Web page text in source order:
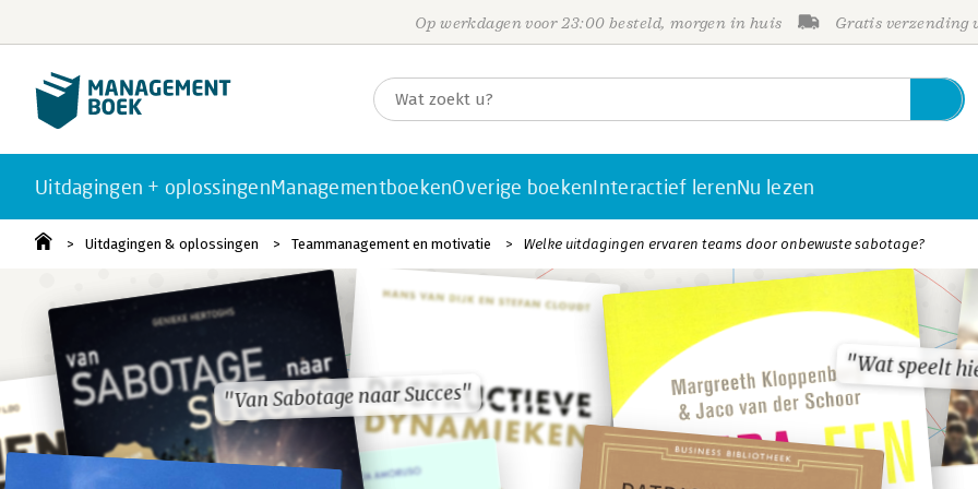
Op werkdagen voor 23:00 besteld, morgen in huis Gratis verzending
Uitdagingen + oplossingenManagementboekenOverige boekenInteractief lerenNu lezen
Uitdagingen & oplossingen Teammanagement en motivatie Welke uitdagingen ervaren teams door onbewuste sabotage?
"Van Sabotage naar Succes"
"Wat speelt
"Van Sabotage naar Succes"
"Wat speelt